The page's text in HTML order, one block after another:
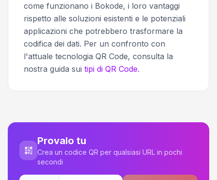
come funzionano i Bokode, i loro vantaggi
rispetto alle soluzioni esistenti e le potenziali
applicazioni che potrebbero trasformare la
codifica dei dati. Per un confronto con
l'attuale tecnologia QR Code, consulta la
nostra guida sui tipi di QR Code.
Provalo tu
Crea un codice QR per qualsiasi URL in pochi
secondi